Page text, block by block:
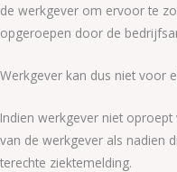
de werkgever om ervoor te
opgeroepen door de
Werkgever kan dus niet voor
Indien werkgever niet
van de werkgever als nadien
terechte ziektemelding.